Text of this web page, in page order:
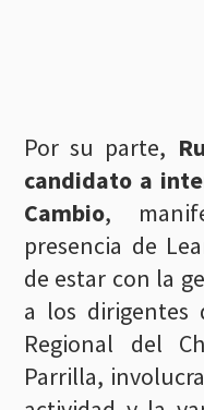
Por su parte,
candidato a
Cambio,
presencia de
de estar con la
a los dirigentes
Regional del
Parrilla,